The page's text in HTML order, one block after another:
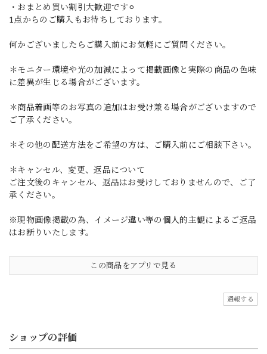
・おまとめ買い割引大歓迎です⚪︎
1点からのご購入もお待ちしております。
何かございましたらご購入前にお気軽にご質問ください。
＊モニター環境や光の加減によって掲載画像と実際の商品の色味
に差異が生じる場合がございます。
＊商品着画等のお写真の追加はお受け兼る場合がございますので
ご了承ください。
＊その他の配送方法をご希望の方は、ご購入前にご相談下さい。
＊キャンセル、変更、返品について
ご注文後のキャンセル、返品はお受けしておりませんので、ご了
承ください。
※現物画像掲載の為、イメージ違い等の個人的主観によるご返品
はお断りいたします。
この商品をアプリで見る
通報する
ショップの評価